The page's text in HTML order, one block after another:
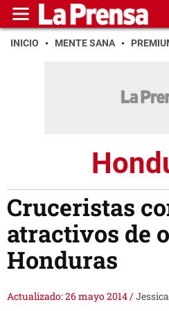
INICIO MENTE SANA
Cruceristas
atractivos de
Honduras
Actualizado: 26 mayo 2014/